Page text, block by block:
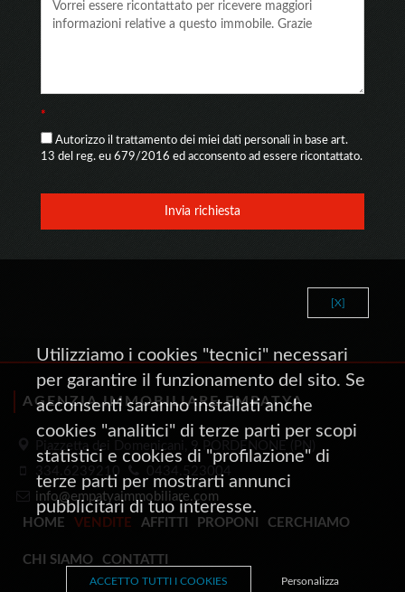
*
Autorizzo il trattamento dei miei dati personali in base art.
13 del reg. eu 679/2016 ed acconsento ad essere ricontattato.
Invia richiesta
AGENZIA IMMOBILIARE EMPATYA
Piazzetta dei Domenicani, 9 PORDENONE (PN)
334.6239210
0434.523004
info@empatyaimmobiliare.com
HOME
VENDITE AFFITTI PROPONI CERCHIAMO
CHI SIAMO CONTATTI
[X]
Utilizziamo i cookies "tecnici" necessari
per garantire il funzionamento del sito. Se
acconsenti saranno installati anche
cookies "analitici" di terze parti per scopi
statistici e cookies di "profilazione" di
terze parti per mostrarti annunci
pubblicitari di tuo interesse.
ACCETTO TUTTI I COOKIES Personalizza